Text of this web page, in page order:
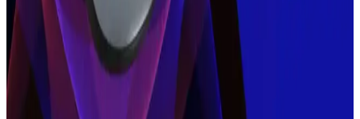
Yüzme ve Su Sporları İçin Suya Dayanıklı Kulaklık
Seçenekleri ve Kullanım İpuçları
Suya dayanıklı yüzme kulaklıkları, yüksek su geçirmezlik
sertifikaları ve ergonomik tasarımlarıyla güvenli ve konforlu yüzme
deneyimi sunar. Doğru model seçimi önemlidir.